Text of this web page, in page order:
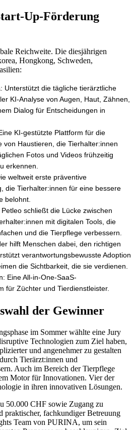
Up-Förderung
Reichweite. Die diesjährigen
Hongkong, Schweden,
Unterstützt die tägliche tierärztliche
KI-Analyse von Augen, Haut, Zähnen,
Dialog für Entscheidungen in
KI-gestützte Plattform für die
von Haustieren, die Tierhalter:innen
Fotos und Videos frühzeitig
erkennen.
weltweit erste präventive
die Tierhalter:innen für eine bessere
belohnt.
Petleo schließt die Lücke zwischen
mit digitalen Tools, die
und die Tierpflege verbessern.
hilft Menschen dabei, den richtigen
verantwortungsbewusste Adoption
die Sichtbarkeit, die sie verdienen.
Eine All-in-One-SaaS-
für Züchter und Tierdienstleister.
der Gewinner
im Sommer wählte eine Jury
Technologien zum Ziel haben,
und angenehmer zu gestalten
Tierärzt:innen und
Auch im Bereich der Tierpflege
Motor für Innovationen. Vier der
in ihren innovativen Lösungen.
50.000 CHF sowie Zugang zu
praktischer, fachkundiger Betreuung
Team von PURINA, um sein